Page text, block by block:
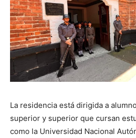
La residencia está dirigida a
superior y superior que cursan
como la Universidad Nacional